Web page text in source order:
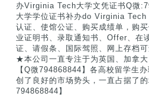
办Virginia Tech大学文凭证书Q微
大学学位证书补办do Virginia
认证、使馆公证、购买成绩单，购
业证明书、录取通知书、Offer、在
证、请假条、国际驾照、网上存档可
★本公司一直专注于为英国、加拿
【Q微794868844】各高校留学生
创了良好的市场势头，一直占据了
794868844】